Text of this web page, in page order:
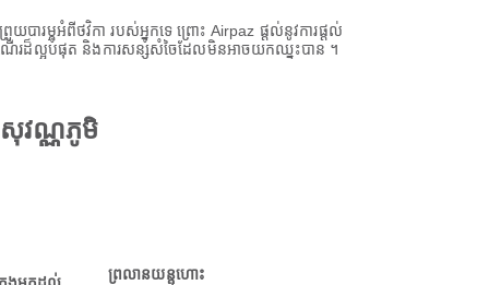
ភអំពីថវិកា របស់អ្នកទេ ព្រោះ Airpaz ផ្តល់នូវការផ្តល់
រដ៏ល្អបំផុត និងការសន្សំសំចៃដែលមិនអាចយកឈ្នះបាន ។
សុវណ្ណភូមិ
ព្រលានយន្តហោះ